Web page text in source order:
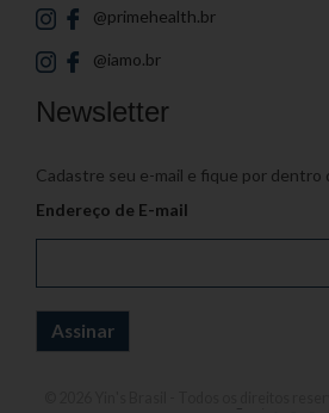
@primehealth.br
@iamo.br
Newsletter
Cadastre seu e-mail e fique por dentro
Endereço de E-mail